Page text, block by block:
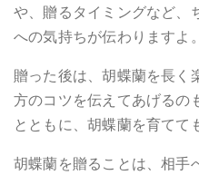
や、贈るタイミングなど、
への気持ちが伝わりますよ。
贈った後は、胡蝶蘭を長く
方のコツを伝えてあげるの
とともに、胡蝶蘭を育てて
胡蝶蘭を贈ることは、相手